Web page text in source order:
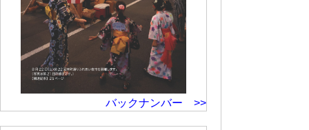
バックナンバー >>